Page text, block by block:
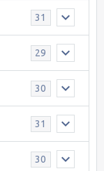
31
29
30
31
30